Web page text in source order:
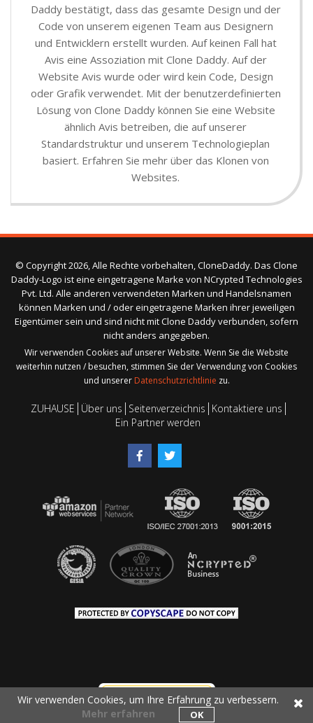
Daddy bestätigt, dass das gesamte Design und der
Code von unserem eigenen Team aus Designern
und Entwicklern erstellt wurden. Auf keinen Fall hat
Avis eine Assoziation mit Clone Daddy. Auf der
Website Avis wurde oder wird kein Code, Design
oder Grafik verwendet. Mit der benutzerdefinierten
Lösung von Clone Daddy können Sie eine Website
ähnlich Avis betreiben, die auf unserer
Standardstruktur und unserem Technologieplan
basiert. Erfahren Sie mehr über das Klonen von
Websites.
© Copyright 2026, Alle Rechte vorbehalten, CloneDaddy. Das Clone
Daddy-Logo ist eine eingetragene Marke von NCrypted Technologies
Pvt. Ltd. Alle anderen verwendeten Marken und Handelsnamen
können Marken und / oder eingetragene Marken ihrer jeweiligen
Eigentümer sein und sind nicht mit Clone Daddy verbunden, sofern
nicht anders angegeben.
Wir verwenden Cookies auf unserer Website. Wenn Sie die Website
weiterhin nutzen / besuchen, stimmen Sie der Verwendung von Cookies
und unserer Datenschutzrichtlinie zu.
ZUHAUSE Über uns Seitenverzeichnis Kontaktiere uns
Ein Partner werden
Wir verwenden Cookies, um Ihre Erfahrung zu verbessern.
Mehr erfahren
OK